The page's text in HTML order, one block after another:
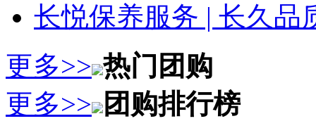
长悦保养服务 | 长久品
更多>> 热门团购
更多>> 团购排行榜